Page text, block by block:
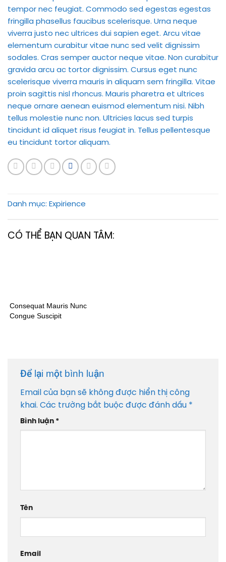
tempor nec feugiat. Commodo sed egestas egestas
fringilla phasellus faucibus scelerisque. Urna neque
viverra justo nec ultrices dui sapien eget. Arcu vitae
elementum curabitur vitae nunc sed velit dignissim
sodales. Cras semper auctor neque vitae. Non curabitur
gravida arcu ac tortor dignissim. Cursus eget nunc
scelerisque viverra mauris in aliquam sem fringilla. Vitae
proin sagittis nisl rhoncus. Mauris pharetra et ultrices
neque ornare aenean euismod elementum nisi. Nibh
tellus molestie nunc non. Ultricies lacus sed turpis
tincidunt id aliquet risus feugiat in. Tellus pellentesque
eu tincidunt tortor aliquam.
Danh mục: Expirience
CÓ THỂ BẠN QUAN TÂM:
Consequat Mauris Nunc
Congue Suscipit
Để lại một bình luận
Email của bạn sẽ không được hiển thị công
khai. Các trường bắt buộc được đánh dấu *
Bình luận *
Tên
Email